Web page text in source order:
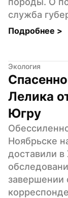
служба
Подробнее >
Экология
Лелика
Югру
Ноябрьске
доставили
завершении